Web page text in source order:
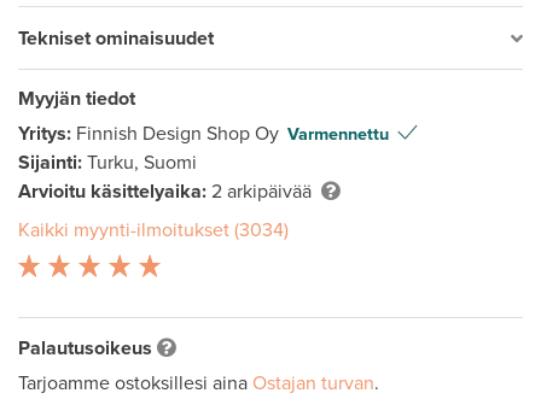
Tekniset ominaisuudet
Myyjän tiedot
Yritys: Finnish Design Shop Oy Varmennettu
Sijainti: Turku, Suomi
Arvioitu käsittelyaika: 2 arkipäivää
Kaikki myynti-ilmoitukset (3034)
Palautusoikeus
Tarjoamme ostoksillesi aina Ostajan turvan.